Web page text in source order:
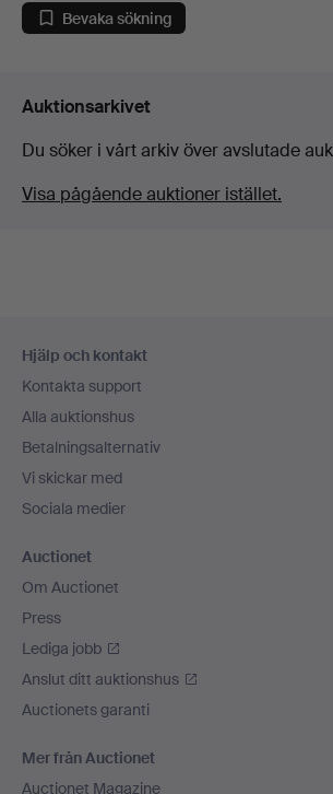
Bevaka sökning
Auktionsarkivet
Du söker i vårt arkiv över avslutade
Visa pågående auktioner istället.
Hjälp och kontakt
Kontakta support
Alla auktionshus
Betalningsalternativ
Vi skickar med
Sociala medier
Auctionet
Om Auctionet
Press
Lediga jobb
Anslut ditt auktionshus
Auctionets garanti
Mer från Auctionet
Auctionet Magazine